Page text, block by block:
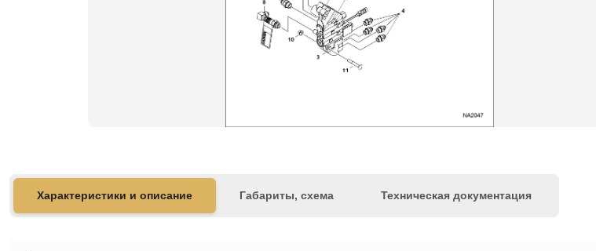
Характеристики и описание Габариты, схема Техническая документация